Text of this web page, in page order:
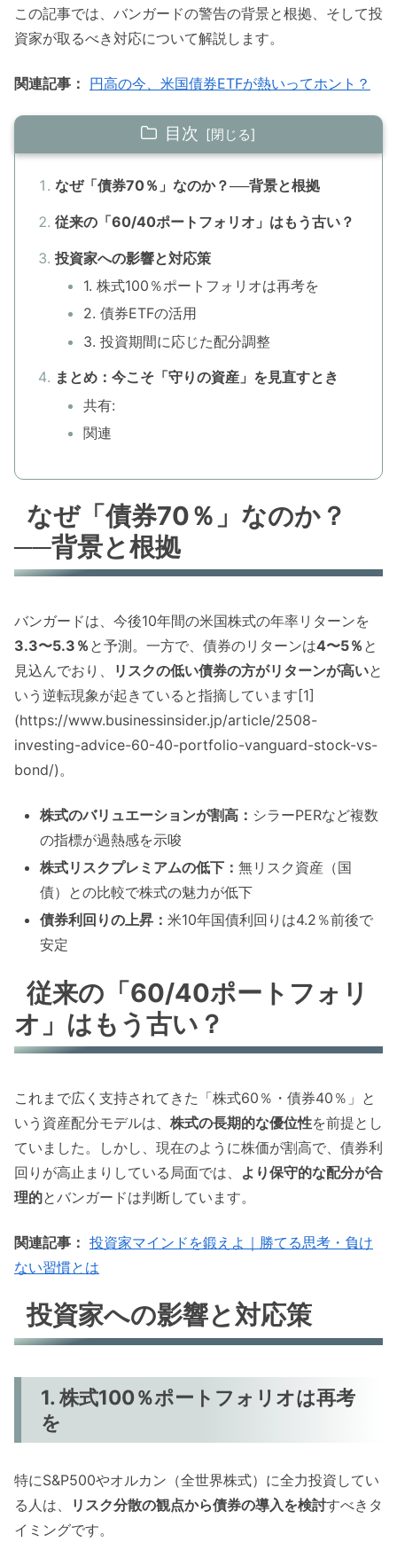
この記事では、バンガードの警告の背景と根拠、そして投
資家が取るべき対応について解説します。
関連記事： 円高の今、米国債券ETFが熱いってホント？
目次
なぜ「債券70％」なのか？──背景と根拠
従来の「60/40ポートフォリオ」はもう古い？
投資家への影響と対応策
1. 株式100％ポートフォリオは再考を
2. 債券ETFの活用
3. 投資期間に応じた配分調整
まとめ：今こそ「守りの資産」を見直すとき
共有:
関連
なぜ「債券70％」なのか？
──背景と根拠
バンガードは、今後10年間の米国株式の年率リターンを
3.3〜5.3％ と予測。一方で、債券のリターンは4〜5％ と
見込んでおり、
リスクの低い債券の方がリターンが高いと
いう逆転現象が起きていると指摘しています[1]
(https://www.businessinsider.jp/article/2508-
investing-advice-60-40-portfolio-vanguard-stock-vs-
bond/)。
株式のバリュエーションが割高： シラーPERなど複数
の指標が過熱感を示唆
株式リスクプレミアムの低下：無リスク資産（国
債）との比較で株式の魅力が低下
債券利回りの上昇：米10年国債利回りは4.2％前後で
安定
従来の「60/40ポートフォリ
オ」はもう古い？
これまで広く支持されてきた「株式60％・債券40％」と
いう資産配分モデルは、 株式の長期的な優位性を前提とし
ていました。しかし、現在のように株価が割高で、債券利
回りが高止まりしている局面では、 より保守的な配分が合
理的とバンガードは判断しています。
関連記事： 投資家マインドを鍛えよ｜勝てる思考・負け
ない習慣とは
投資家への影響と対応策
1. 株式100％ポートフォリオは再考
を
特にS&P500やオルカン（全世界株式）に全力投資してい
る人は、
リスク分散の観点から債券の導入を検討すべきタ
イミングです。